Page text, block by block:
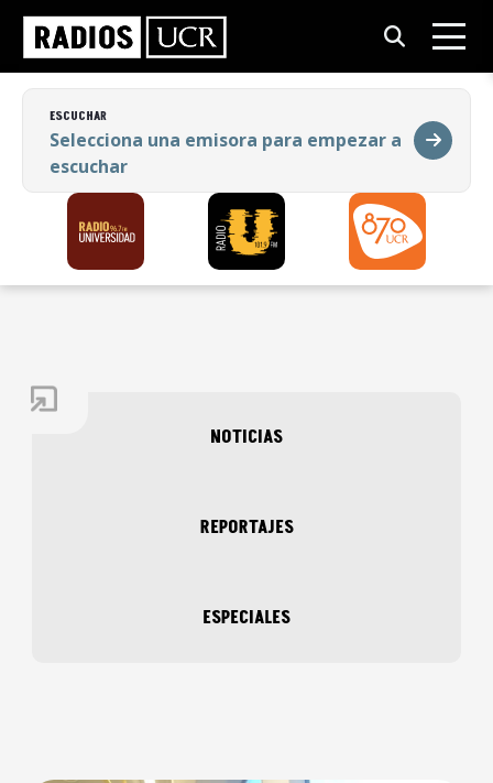
ESCUCHAR
Selecciona una emisora para empezar a
escuchar
ESCUCHAR
Selecciona una emisora para empezar a
escuchar
NOTICIAS
REPORTAJES
ESPECIALES